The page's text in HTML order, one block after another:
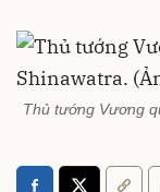
Thủ tướng Vương